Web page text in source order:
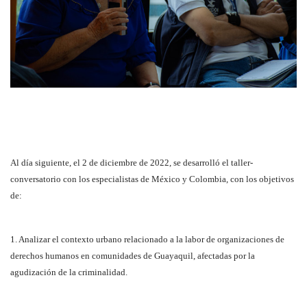
Al día siguiente, el 2 de diciembre de 2022, se desarrolló el taller-
conversatorio con los especialistas de México y Colombia, con los objetivos
de:
1. Analizar el contexto urbano relacionado a la labor de organizaciones de
derechos humanos en comunidades de Guayaquil, afectadas por la
agudización de la criminalidad.